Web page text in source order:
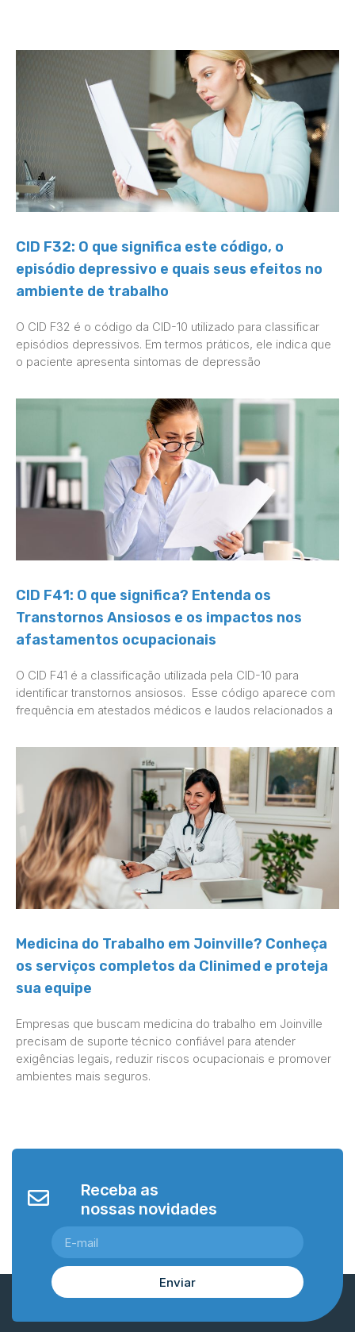
CID F32: O que significa este código, o
episódio depressivo e quais seus efeitos no
ambiente de trabalho
O CID F32 é o código da CID-10 utilizado para classificar
episódios depressivos. Em termos práticos, ele indica que
o paciente apresenta sintomas de depressão
CID F41: O que significa? Entenda os
Transtornos Ansiosos e os impactos nos
afastamentos ocupacionais
O CID F41 é a classificação utilizada pela CID-10 para
identificar transtornos ansiosos. Esse código aparece com
frequência em atestados médicos e laudos relacionados a
Medicina do Trabalho em Joinville? Conheça
os serviços completos da Clinimed e proteja
sua equipe
Empresas que buscam medicina do trabalho em Joinville
precisam de suporte técnico confiável para atender
exigências legais, reduzir riscos ocupacionais e promover
ambientes mais seguros.
Receba as
nossas novidades
Enviar